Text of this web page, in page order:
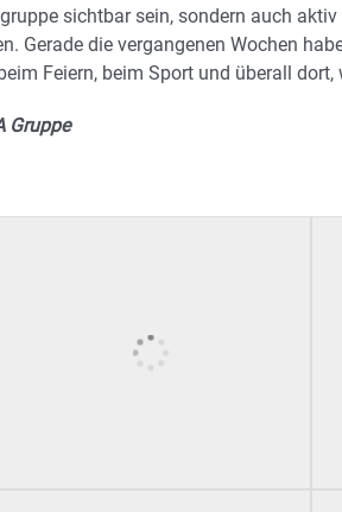
sichtbar sein, sondern auch
Gerade die vergangenen Wochen
Feiern, beim Sport und überall
Gruppe